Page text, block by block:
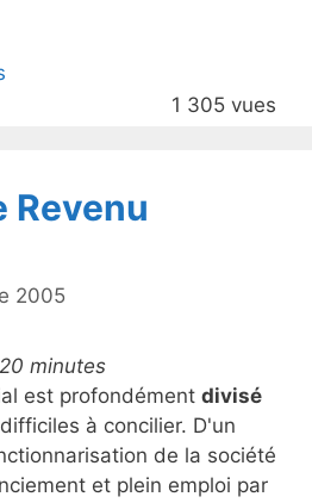
1 305 vues
Revenu
2005
20 minutes
est profondément divisé
à concilier. D'un
de la société
et plein emploi par